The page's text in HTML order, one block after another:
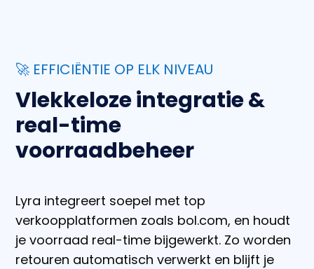
🚀 EFFICIËNTIE OP ELK NIVEAU
Vlekkeloze integratie &
real-time
voorraadbeheer
Lyra integreert soepel met top
verkoopplatformen zoals bol.com, en houdt
je voorraad real-time bijgewerkt. Zo worden
retouren automatisch verwerkt en blijft je